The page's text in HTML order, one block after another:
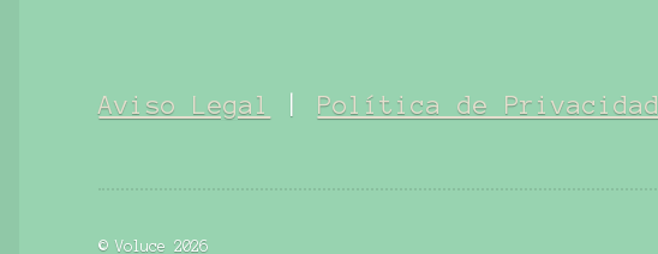
Aviso Legal Política de Privacidad
© Voluce 2026